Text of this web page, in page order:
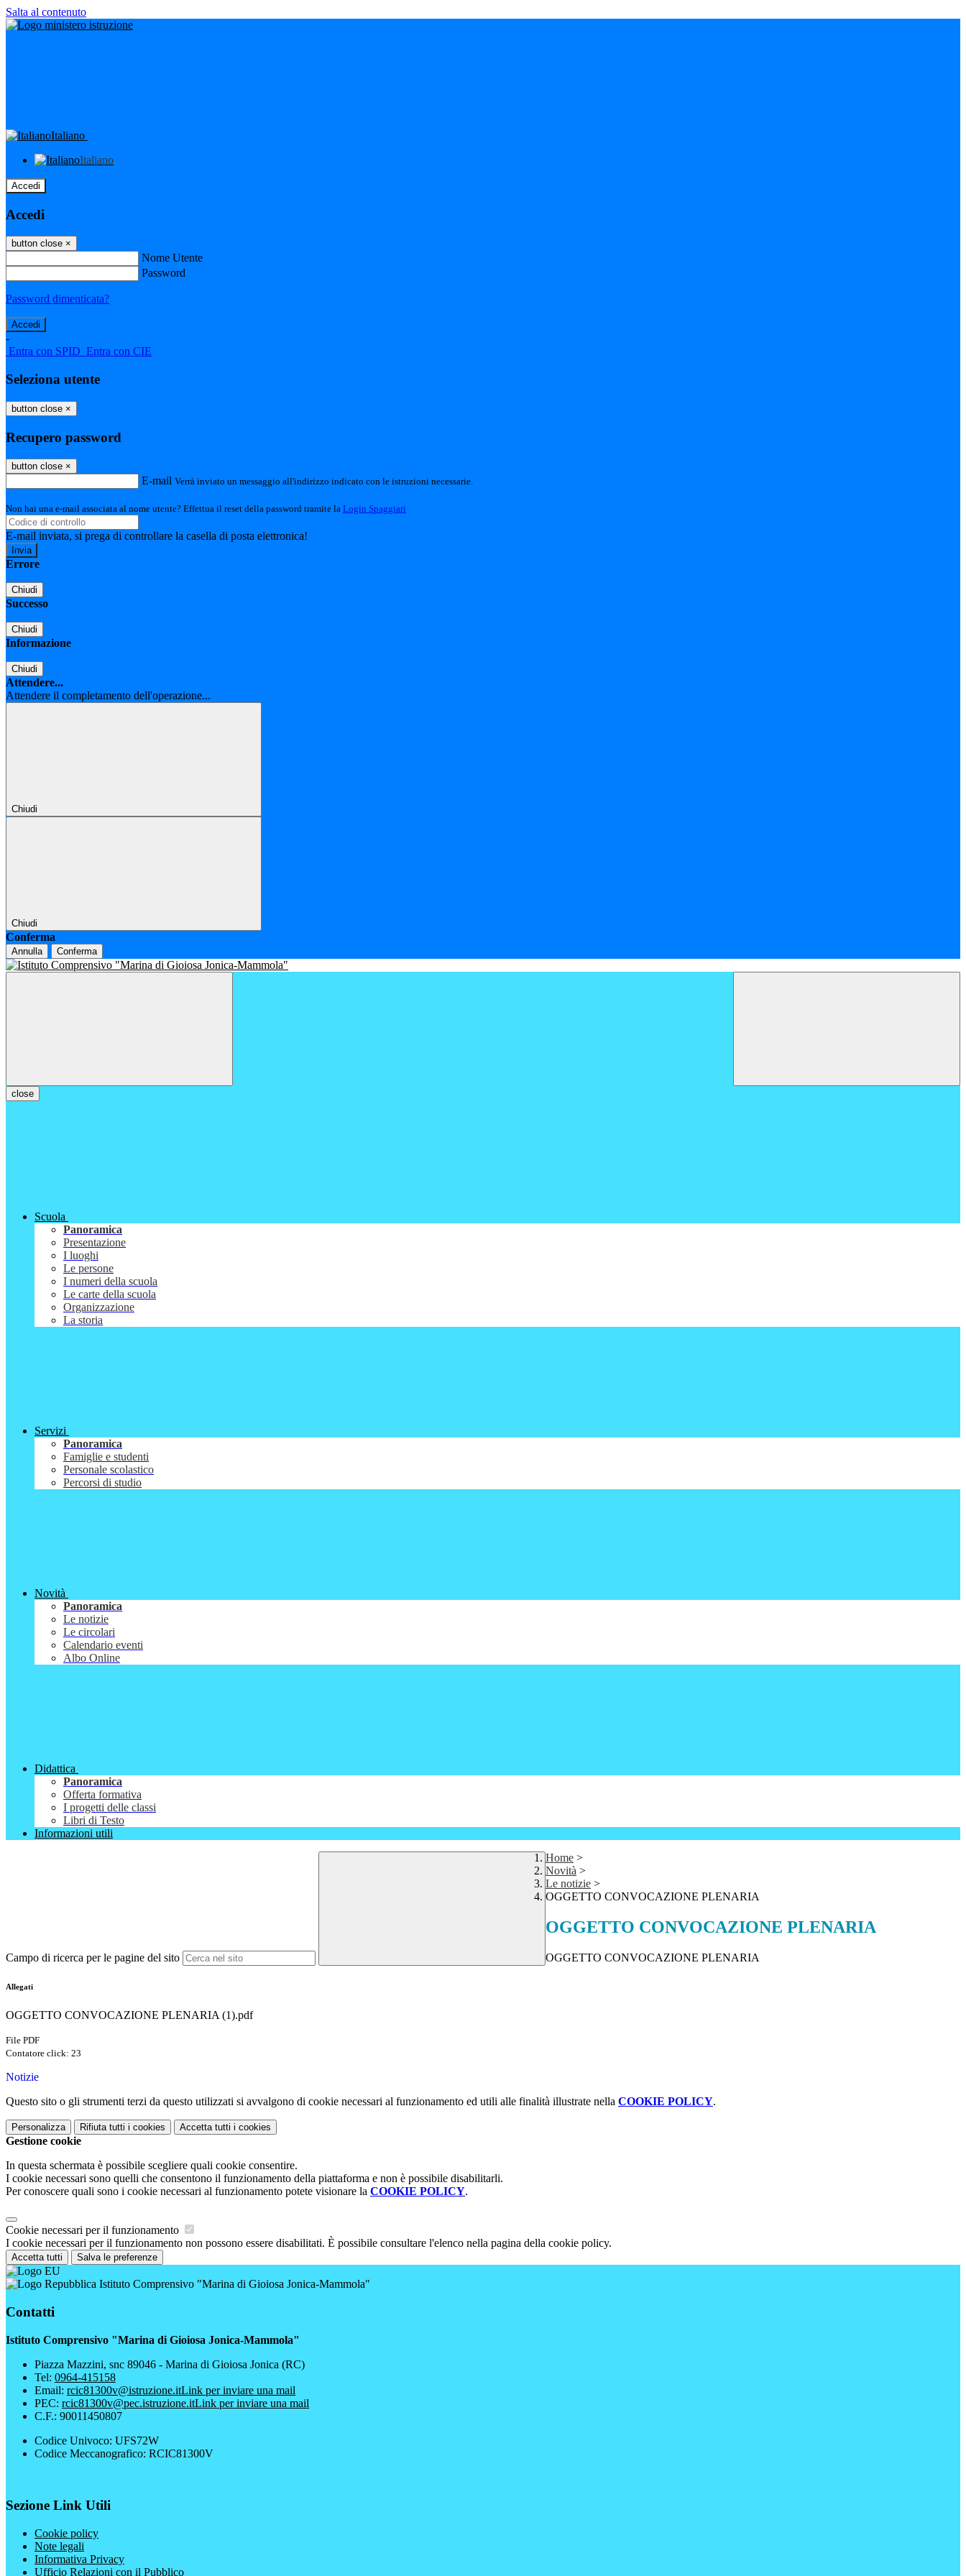
Salta al contenuto
Italiano
Italiano
Accedi
Accedi
button close ×
Nome Utente
Password
Password dimenticata?
-
Entra con SPID Entra con CIE
Seleziona utente
button close ×
Recupero password
button close ×
E-mail Verrà inviato un messaggio all'indirizzo indicato con le istruzioni necessarie.
Non hai una e-mail associata al nome utente? Effettua il reset della password tramite la Login Spaggiari
E-mail inviata, si prega di controllare la casella di posta elettronica!
Errore
Chiudi
Successo
Chiudi
Informazione
Chiudi
Attendere...
Attendere il completamento dell'operazione...
Chiudi
Chiudi
Conferma
Annulla Conferma
close
Scuola
Panoramica
Presentazione
I luoghi
Le persone
I numeri della scuola
Le carte della scuola
Organizzazione
La storia
Servizi
Panoramica
Famiglie e studenti
Personale scolastico
Percorsi di studio
Novità
Panoramica
Le notizie
Le circolari
Calendario eventi
Albo Online
Didattica
Panoramica
Offerta formativa
I progetti delle classi
Libri di Testo
Informazioni utili
Campo di ricerca per le pagine del sito
Home >
Novità >
Le notizie >
OGGETTO CONVOCAZIONE PLENARIA
OGGETTO CONVOCAZIONE PLENARIA
OGGETTO CONVOCAZIONE PLENARIA
Allegati
OGGETTO CONVOCAZIONE PLENARIA (1).pdf
File PDF
Contatore click: 23
Notizie
Questo sito o gli strumenti terzi da questo utilizzati si avvalgono di cookie necessari al funzionamento ed utili alle finalità illustrate nella COOKIE POLICY.
Personalizza Rifiuta tutti i cookies Accetta tutti i cookies
Gestione cookie
In questa schermata è possibile scegliere quali cookie consentire.
I cookie necessari sono quelli che consentono il funzionamento della piattaforma e non è possibile disabilitarli.
Per conoscere quali sono i cookie necessari al funzionamento potete visionare la COOKIE POLICY.
Cookie necessari per il funzionamento
I cookie necessari per il funzionamento non possono essere disabilitati. È possibile consultare l'elenco nella pagina della cookie policy.
Accetta tutti Salva le preferenze
Istituto Comprensivo "Marina di Gioiosa Jonica-Mammola"
Contatti
Istituto Comprensivo "Marina di Gioiosa Jonica-Mammola"
Piazza Mazzini, snc 89046 - Marina di Gioiosa Jonica (RC)
Tel: 0964-415158
Email: rcic81300v@istruzione.itLink per inviare una mail
PEC: rcic81300v@pec.istruzione.itLink per inviare una mail
C.F.: 90011450807
Codice Univoco: UFS72W
Codice Meccanografico: RCIC81300V
Sezione Link Utili
Cookie policy
Note legali
Informativa Privacy
Ufficio Relazioni con il Pubblico